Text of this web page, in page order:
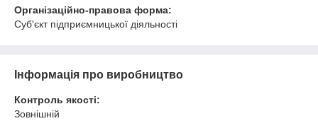
Організаційно-правова форма:
Суб'єкт підприємницької діяльності
Інформація про виробництво
Контроль якості:
Зовнішній